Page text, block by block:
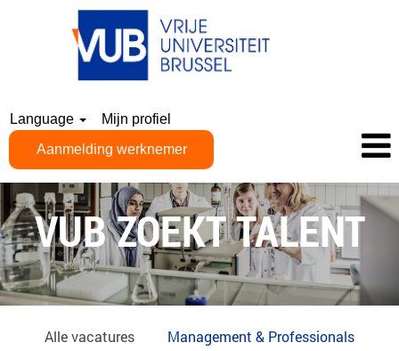
Language
Mijn profiel
Aanmelding werknemer
NL_MANAGEMENT
&
PROFESSIONALS
VUB ZOEKT TALENT
Alle vacatures Management & Professionals